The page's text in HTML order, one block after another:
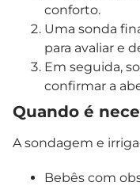
conforto.
Uma sonda
para avaliar e
Em seguida,
confirmar a
Quando é
A sondagem e
Bebês com